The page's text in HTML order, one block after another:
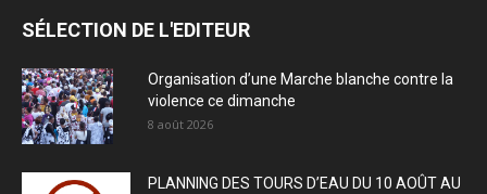
SÉLECTION DE L'EDITEUR
Organisation d’une Marche blanche contre la
violence ce dimanche
8 août 2026
PLANNING DES TOURS D’EAU DU 10 AOÛT AU